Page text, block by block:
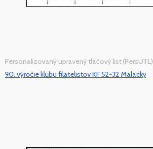
Personalizovaný upravený tlačový list (PersUTL)
90. výročie klubu filatelistov KF 52-32 Malacky